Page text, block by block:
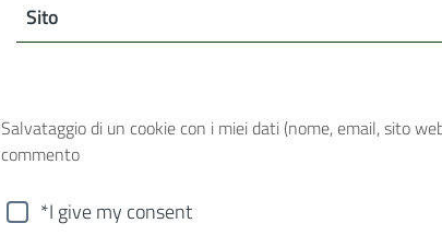
Sito
Salvataggio di un cookie con i miei dati (nome, email, sito
commento
*I give my consent